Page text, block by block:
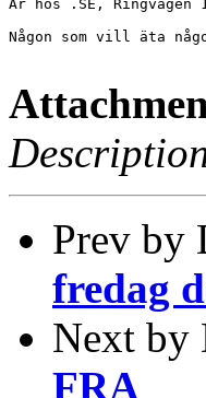
Är hos .SE,
Någon som vill äta
Prev by
fredag
Next by
FRA